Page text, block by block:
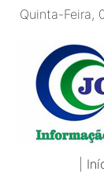
Quinta-Feira,